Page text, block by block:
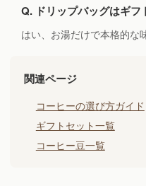
Q. ドリップバッグはギフ
はい、お湯だけで本格的な
関連ページ
コーヒーの選び方ガイド
ギフトセット一覧
コーヒー豆一覧